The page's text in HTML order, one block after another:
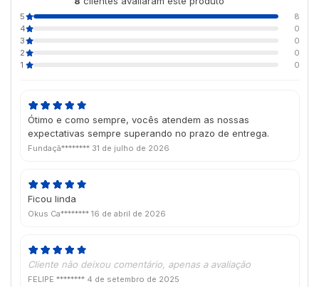
5
8
4
0
3
0
2
0
1
0
Ótimo e como sempre, vocês atendem as nossas
expectativas sempre superando no prazo de entrega.
Fundaçã******** 31 de julho de 2026
Ficou linda
Okus Ca******** 16 de abril de 2026
Cliente não deixou comentário, apenas a avaliação
FELIPE ******** 4 de setembro de 2025